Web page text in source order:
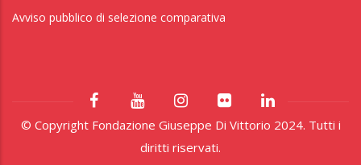
Avviso pubblico di selezione comparativa
© Copyright Fondazione Giuseppe Di Vittorio 2024. Tutti i
diritti riservati.